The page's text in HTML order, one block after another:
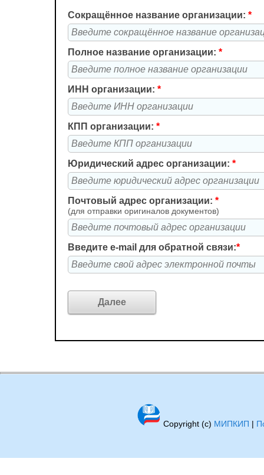
Сокращённое название организации: *
Полное название организации: *
ИНН организации: *
КПП организации: *
Юридический адрес организации: *
Почтовый адрес организации: *
(для отправки оригиналов документов)
Введите e-mail для обратной связи:*
Copyright (c) МИПКИП |